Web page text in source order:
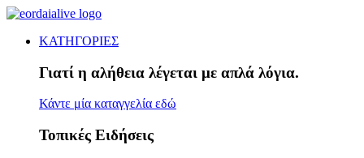
ΚΑΤΗΓΟΡΙΕΣ
Γιατί η αλήθεια λέγεται με απλά λόγια.
Κάντε μία καταγγελία εδώ
Τοπικές Ειδήσεις